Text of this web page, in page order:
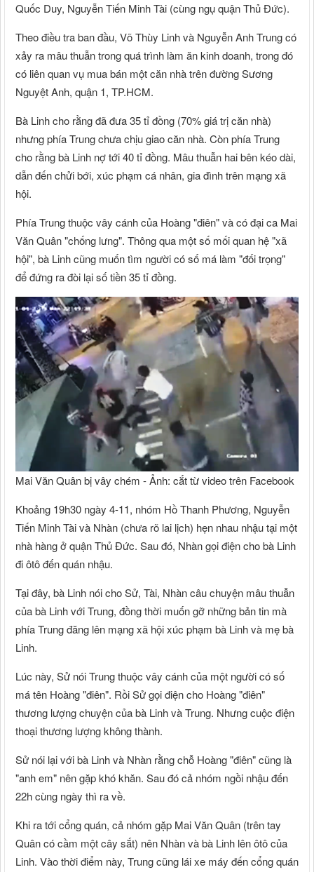
Quốc Duy, Nguyễn Tiến Minh Tài (cùng ngụ quận Thủ Đức).
Theo điều tra ban đầu, Võ Thùy Linh và Nguyễn Anh Trung có
xảy ra mâu thuẫn trong quá trình làm ăn kinh doanh, trong đó
có liên quan vụ mua bán một căn nhà trên đường Sương
Nguyệt Anh, quận 1, TP.HCM.
Bà Linh cho rằng đã đưa 35 tỉ đồng (70% giá trị căn nhà)
nhưng phía Trung chưa chịu giao căn nhà. Còn phía Trung
cho rằng bà Linh nợ tới 40 tỉ đồng. Mâu thuẫn hai bên kéo dài,
dẫn đến chửi bới, xúc phạm cá nhân, gia đình trên mạng xã
hội.
Phía Trung thuộc vây cánh của Hoàng "điên" và có đại ca Mai
Văn Quân "chống lưng". Thông qua một số mối quan hệ "xã
hội", bà Linh cũng muốn tìm người có số má làm "đối trọng"
để đứng ra đòi lại số tiền 35 tỉ đồng.
Mai Văn Quân bị vây chém - Ảnh: cắt từ video trên Facebook
Khoảng 19h30 ngày 4-11, nhóm Hồ Thanh Phương, Nguyễn
Tiến Minh Tài và Nhàn (chưa rõ lai lịch) hẹn nhau nhậu tại một
nhà hàng ở quận Thủ Đức. Sau đó, Nhàn gọi điện cho bà Linh
đi ôtô đến quán nhậu.
Tại đây, bà Linh nói cho Sử, Tài, Nhàn câu chuyện mâu thuẫn
của bà Linh với Trung, đồng thời muốn gỡ những bản tin mà
phía Trung đăng lên mạng xã hội xúc phạm bà Linh và mẹ bà
Linh.
Lúc này, Sử nói Trung thuộc vây cánh của một người có số
má tên Hoàng "điên". Rồi Sử gọi điện cho Hoàng "điên"
thương lượng chuyện của bà Linh và Trung. Nhưng cuộc điện
thoại thương lượng không thành.
Sử nói lại với bà Linh và Nhàn rằng chỗ Hoàng "điên" cũng là
"anh em" nên gặp khó khăn. Sau đó cả nhóm ngồi nhậu đến
22h cùng ngày thì ra về.
Khi ra tới cổng quán, cả nhóm gặp Mai Văn Quân (trên tay
Quân có cầm một cây sắt) nên Nhàn và bà Linh lên ôtô của
Linh. Vào thời điểm này, Trung cũng lái xe máy đến cổng quán